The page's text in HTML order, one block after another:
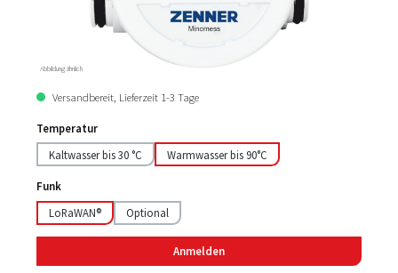
Abbildung ähnlich
Versandbereit, Lieferzeit 1-3 Tage
Temperatur
Kaltwasser bis 30 °C
Warmwasser bis 90°C
Funk
LoRaWAN®
Optional
Anmelden